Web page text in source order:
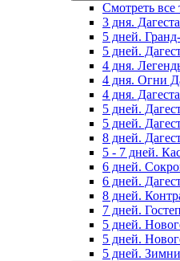
Смотреть все
3 дня.
5 дней.
5 дней.
4 дня.
4 дня. Огни
4 дня.
5 дней.
5 дней.
8 дней.
5 - 7 дней.
6 дней.
6 дней.
8 дней.
7 дней.
5 дней.
5 дней.
5 дней.